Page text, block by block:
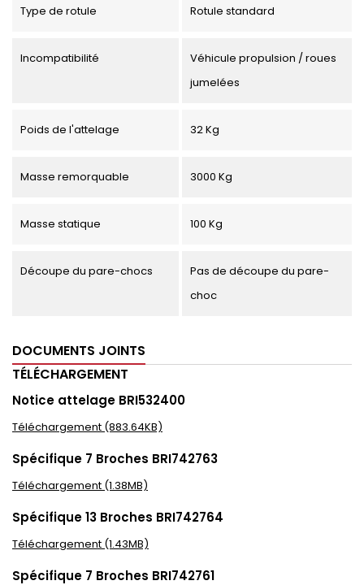
Type de rotule Rotule standard
Incompatibilité
Véhicule propulsion / roues
jumelées
Poids de l'attelage 32 Kg
Masse remorquable 3000 Kg
Masse statique 100 Kg
Découpe du pare-chocs
Pas de découpe du pare-
choc
DOCUMENTS JOINTS
TÉLÉCHARGEMENT
Notice attelage BRI532400
Téléchargement (883.64KB)
Spécifique 7 Broches BRI742763
Téléchargement (1.38MB)
Spécifique 13 Broches BRI742764
Téléchargement (1.43MB)
Spécifique 7 Broches BRI742761